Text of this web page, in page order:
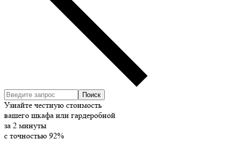
Узнайте честную стоимость
вашего шкафа или гардеробной
за 2 минуты
с точностью 92%